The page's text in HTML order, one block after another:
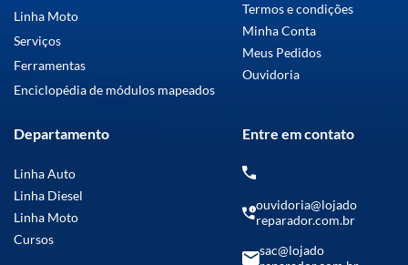
Linha Moto
Serviços
Ferramentas
Enciclopédia de módulos mapeados
Termos e condições
Minha Conta
Meus Pedidos
Ouvidoria
Departamento
Linha Auto
Linha Diesel
Linha Moto
Cursos
Entre em contato
ouvidoria@lojado
reparador.com.br
sac@lojado